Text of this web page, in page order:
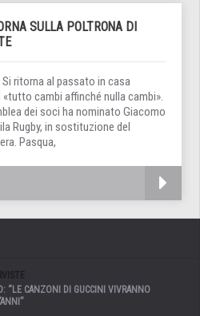
SULLA POLTRONA DI
ritorna al passato in casa
cambi affinché nulla cambi».
dei soci ha nominato Giacomo
Rugby, in sostituzione del
Pasqua,
“LE CANZONI DI GUCCINI VIVRANNO